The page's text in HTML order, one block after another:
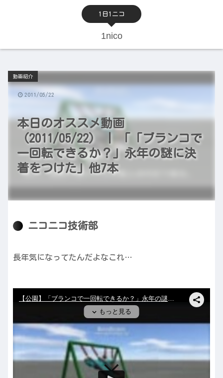
1日1ニコ
1nico
本日のオススメ動画
（2011/05/22） | 「「ブランコで
一回転できるか？」永年の謎に決
着をつけた」他7本
動画紹介
2011/05/22
ニコニコ技術部
長年気になってたんだよなこれ…